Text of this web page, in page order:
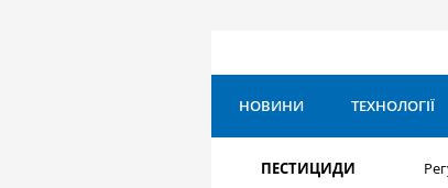
НОВИНИ ТЕХНОЛОГІЇ
ПЕСТИЦИДИ